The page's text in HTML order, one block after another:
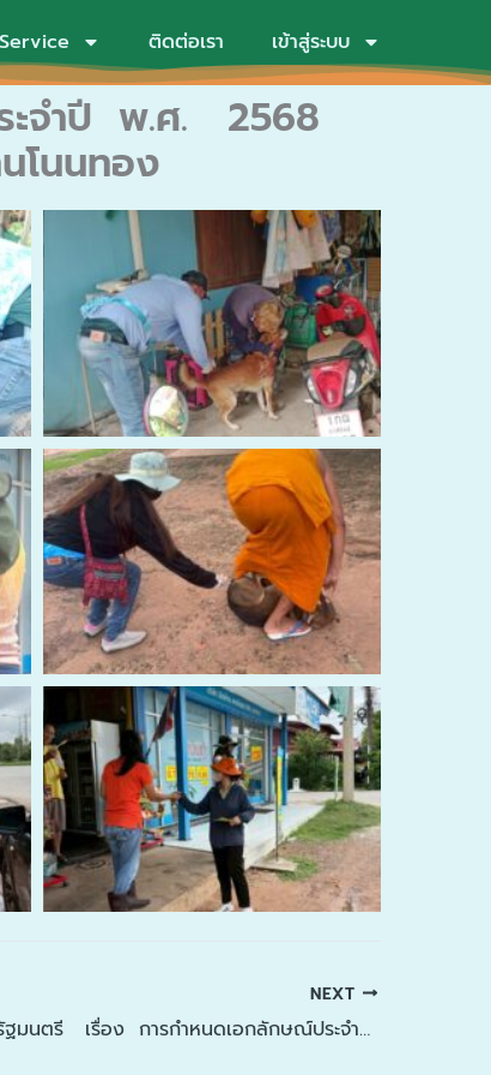
ติดต่อเรา เข้าสู่ระบบ
ะจำปี พ.ศ. 2568
นนทอง
NEXT
ประกาศสำนักนายกรัฐมนตรี เรื่อง การกำหนดเอกลักษณ์ประจำชาติ 2568